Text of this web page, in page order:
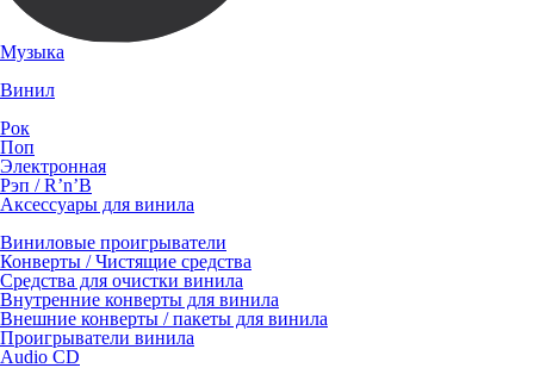
Музыка
Винил
Рок
Поп
Электронная
Рэп / R’n’B
Аксессуары для винила
Виниловые проигрыватели
Конверты / Чистящие средства
Средства для очистки винила
Внутренние конверты для винила
Внешние конверты / пакеты для винила
Проигрыватели винила
Audio CD